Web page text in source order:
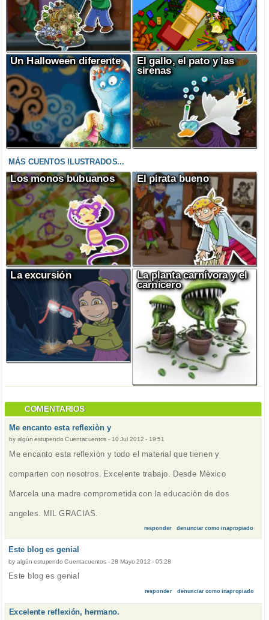
Un Halloween diferente
El gallo, el pato y las
sirenas
MÁS CUENTOS ILUSTRADOS...
Los monos bubuanos El pirata bueno
La excursión
La planta carnívora y el
carnicero
COMENTARIOS
Me encanto esta reflexiòn y
by algún estupendo Cuentacuentos - 10 Jul 2012 - 19:51
Me encanto esta reflexiòn y todo el material que tienen y
comparten con nosotros. Excelente trabajo. Desde Mèxico
Marcela una madre comprometida con la educaciòn de dos
angeles. MIL GRACIAS.
responder denunciar como inapropiado
Este blog es genial
by algún estupendo Cuentacuentos-28 Mayo 2012 - 05:28
Este blog es genial
responder denunciar como inapropiado
Excelente reflexión, hermano.